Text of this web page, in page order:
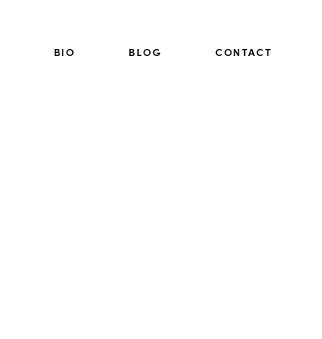
BIO BLOG CONTACT